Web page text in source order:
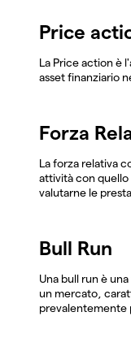
Price
La Price action è
asset finanziario
Forza
La forza relativa
attività con
valutarne le
Bull Run
Una bull run è
un mercato,
prevalentemente